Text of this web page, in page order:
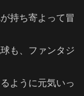
持ち寄よって冒
も、ファンタジ
ように元気いっ